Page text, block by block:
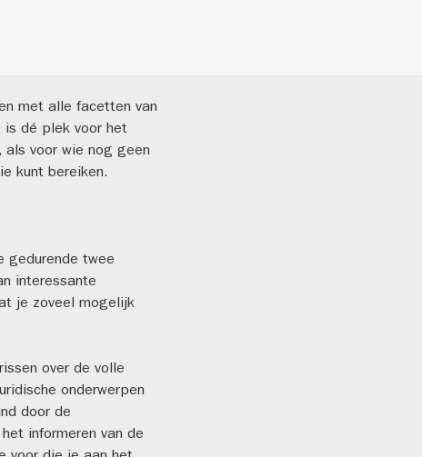
met alle facetten van
is dé plek voor het
voor wie nog geen
kunt bereiken.
gedurende twee
interessante
je zoveel mogelijk
over de volle
onderwerpen
door de
informeren van de